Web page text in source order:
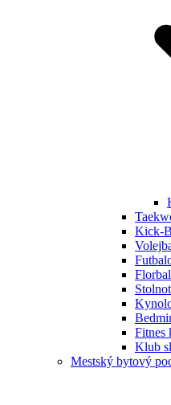
Kick-
Fitnes
Klub
Mestský bytový